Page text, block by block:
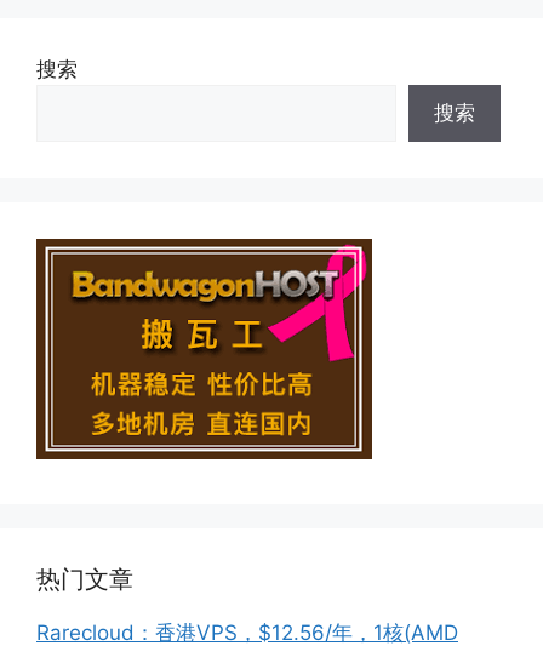
搜索
搜索
热门文章
Rarecloud：香港VPS，$12.56/年，1核(AMD